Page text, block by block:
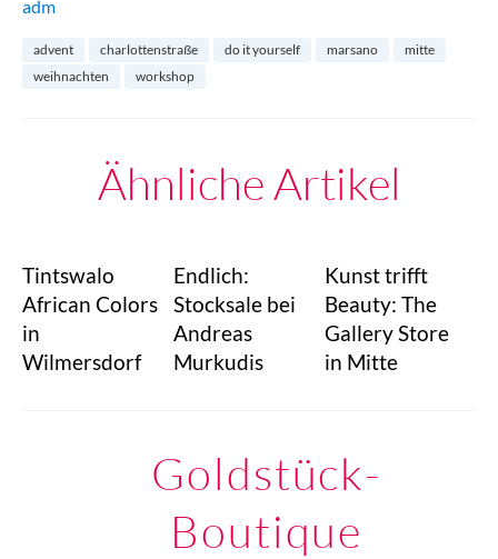
adm
advent charlottenstraße do it yourself marsano
mitte
weihnachten
workshop
Ähnliche Artikel
Tintswalo
African Colors
in
Wilmersdorf
Endlich:
Stocksale bei
Andreas
Murkudis
Kunst trifft
Beauty: The
Gallery Store
in Mitte
Goldstück-
Boutique